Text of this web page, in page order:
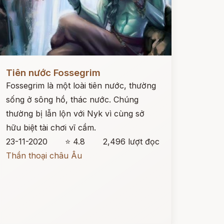
Tiên nước Fossegrim
Fossegrim là một loài tiên nước, thường
sống ở sông hồ, thác nước. Chúng
thường bị lẫn lộn với Nyk vì cùng sở
hữu biệt tài chơi vĩ cầm.
23-11-2020
⭐ 4.8
2,496 lượt đọc
Thần thoại châu Âu